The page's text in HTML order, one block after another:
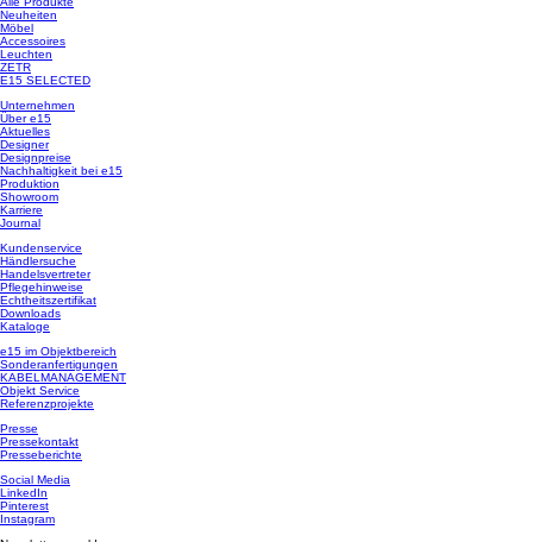
Neuheiten
Möbel
Accessoires
Leuchten
ZETR
E15 SELECTED
Unternehmen
Über e15
Aktuelles
Designer
Designpreise
Nachhaltigkeit bei e15
Produktion
Showroom
Karriere
Journal
Kundenservice
Händlersuche
Handelsvertreter
Pflegehinweise
Echtheitszertifikat
Downloads
Kataloge
e15 im Objektbereich
Sonderanfertigungen
KABELMANAGEMENT
Objekt Service
Referenzprojekte
Presse
Pressekontakt
Presseberichte
Social Media
LinkedIn
Pinterest
Instagram